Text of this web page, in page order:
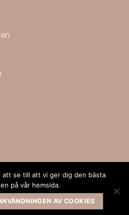
©BeautyGross
att se till att vi ger dig den bästa
på vår hemsida.
AV COOKIES